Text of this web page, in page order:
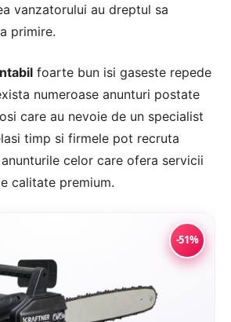
vanzatorului au dreptul sa
primire.
foarte bun isi gaseste repede
numeroase anunturi postate
care au nevoie de un specialist
timp si firmele pot recruta
celor care ofera servicii
calitate premium.
-51%